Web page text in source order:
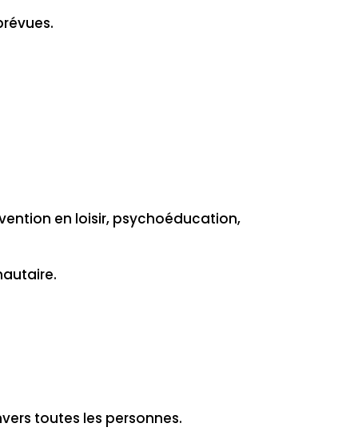
en loisir, psychoéducation,
toutes les personnes.